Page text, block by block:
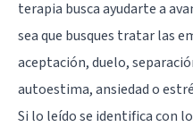
terapia busca ayudarte a
sea que busques tratar las
aceptación, duelo,
autoestima, ansiedad o
Si lo leído se identifica con